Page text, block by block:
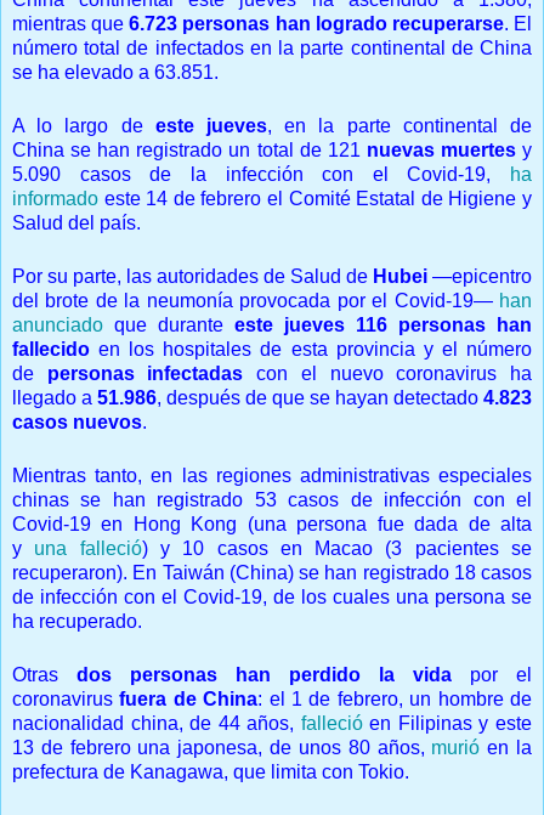
mientras que6.723 personas han logrado recuperarse. El
número total de infectados en la parte continental de China
se ha elevado a 63.851.
A lo largo de este jueves, en la parte continental de
China se han registrado un total de 121 nuevas muertesy
5.090 casos de la infección con el Covid-19,
ha
informado este 14 de febrero el Comité Estatal de Higiene y
Salud del país.
Por su parte, las autoridades de Salud de Hubei —epicentro
del brote de la neumonía provocada por el Covid-19— han
anunciado que durante este jueves 116 personas han
fallecido en los hospitales de esta provincia y el número
de personas infectadas con el nuevo coronavirus ha
llegado a 51.986, después de que se hayan detectado 4.823
casos nuevos.
Mientras tanto, en las regiones administrativas especiales
chinas se han registrado 53 casos de infección con el
Covid-19 en Hong Kong (una persona fue dada de alta
y una falleció) y 10 casos en Macao (3 pacientes se
recuperaron). En Taiwán (China) se han registrado 18 casos
de infección con el Covid-19, de los cuales una persona se
ha recuperado.
Otras dos personas han perdido la vida por el
coronavirusfuera de China: el 1 de febrero, un hombre de
nacionalidad china, de 44 años, fallecióen Filipinas y este
13 de febrero una japonesa, de unos 80 años, murió en la
prefectura de Kanagawa, que limita con Tokio.